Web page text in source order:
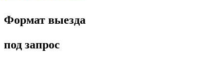
Формат выезда
под запрос